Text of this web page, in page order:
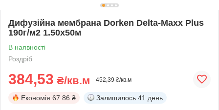
Дифузійна мембрана Dorken Delta-Maxx Plus
190г/м2 1.50х50м
В наявності
Роздріб
384,53 ₴/кв.м 452,39 ₴/кв.м
Економія 67.86 ₴ Залишилось 41 день